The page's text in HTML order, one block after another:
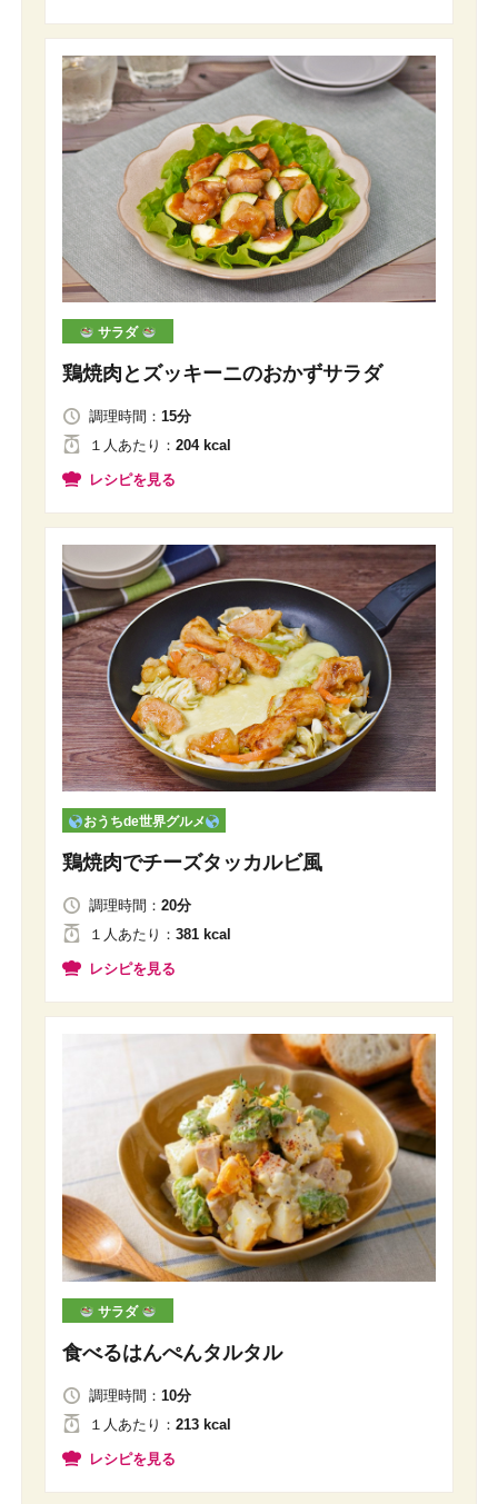
サラダ
鶏焼肉とズッキーニのおかずサラダ
調理時間： 15分
１人 あたり ： 204 kcal
レシピを見る
おうちde世界グルメ
鶏焼肉でチーズタッカルビ風
調理時間： 20分
１人あたり ： 381 kcal
レシピを見る
サラダ
食べるはんぺんタルタル
調理時間： 10分
１人 あたり ： 213 kcal
レシピを見る